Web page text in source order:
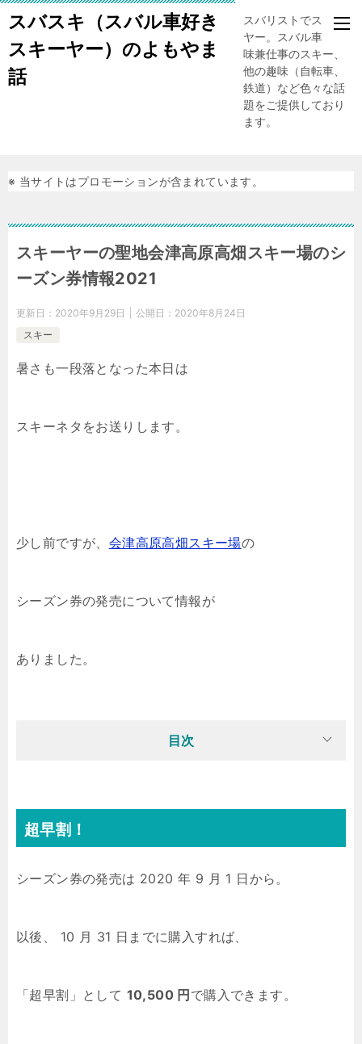
スバスキ（スバル車好き
スキーヤー）のよもやま
話
スバリストでスキー
ヤー。スバル車、趣
味兼仕事のスキー、
他の趣味（自転車、
鉄道）など色々な話
題をご提供しており
ます。
※ 当サイトはプロモーションが含まれています。
スキーヤーの聖地会津高原高畑スキー場のシ
ーズン券情報2021
更新日： 2020年9月29日 公開日： 2020年8月24日
スキー
暑さも一段落となった本日は
スキーネタをお送りします。
少し前ですが、 会津高原高畑スキー場の
シーズン券の発売について情報が
ありました。
目次
超早割！
シーズン券の発売は 2020 年 9 月 1 日から。
以後、 10 月 31 日までに購入すれば、
「超早割」として 10,500 円 で購入できます。